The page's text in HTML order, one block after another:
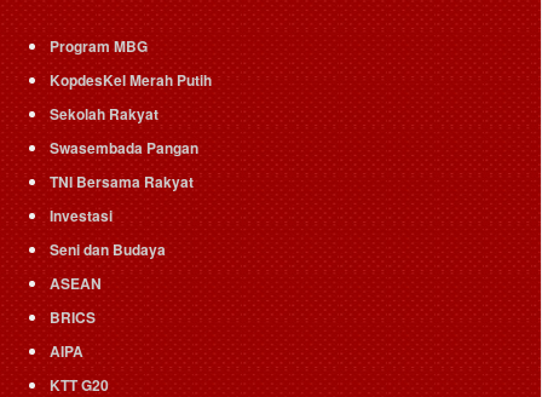
Program MBG
KopdesKel Merah Putih
Sekolah Rakyat
Swasembada Pangan
TNI Bersama Rakyat
Investasi
Seni dan Budaya
ASEAN
BRICS
AIPA
KTT G20